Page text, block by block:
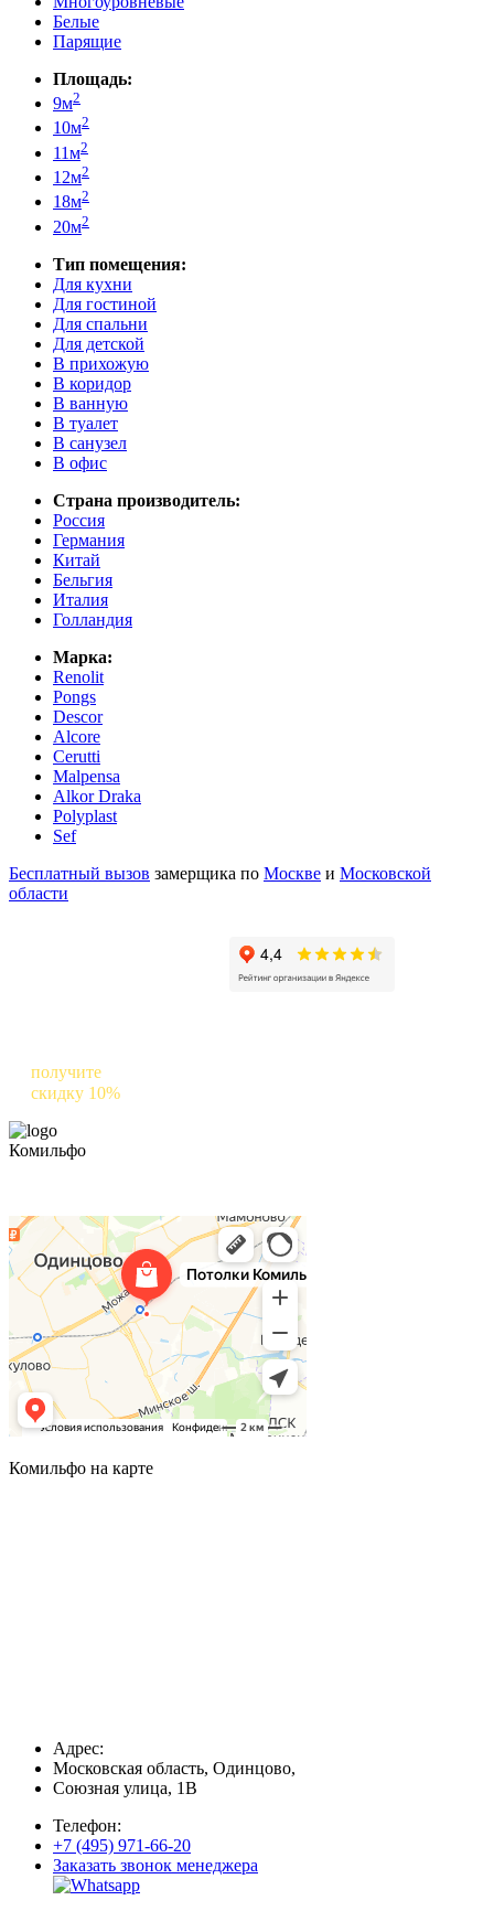
Белые
Парящие
Площадь:
9м2
10м2
11м2
12м2
18м2
20м2
Тип помещения:
Для кухни
Для гостиной
Для спальни
Для детской
В прихожую
В коридор
В ванную
В туалет
В санузел
В офис
Страна производитель:
Россия
Германия
Китай
Бельгия
Италия
Голландия
Марка:
Renolit
Pongs
Descor
Alcore
Cerutti
Malpensa
Alkor Draka
Polyplast
Sef
Бесплатный вызов замерщика по Москве и Московской
области
получите
скидку 10%
Комильфо
Комильфо на карте
Адрес:
Московская область, Одинцово,
Союзная улица, 1В
Телефон:
+7 (495) 971-66-20
Заказать звонок менеджера